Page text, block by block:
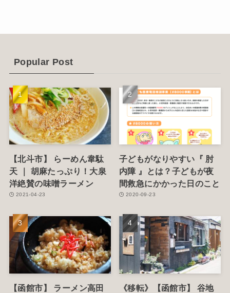
(4)
(5)
Popular Post
【北斗市】 らーめん韋駄
天 ｜ 胡麻たっぷり！大泉
洋絶賛の味噌ラーメン
2021-04-23
子どもがなりやすい『 肘
内障 』とは？子どもが夜
間救急にかかった日のこと
2020-09-23
【函館市】 ラーメン高田
《移転》【函館市】 谷地